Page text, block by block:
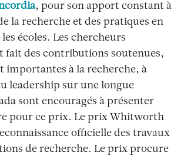
, pour son apport constant à
la recherche et des pratiques en
écoles. Les chercheurs
fait des contributions soutenues,
importantes à la recherche, à
leadership sur une longue
sont encouragés à présenter
pour ce prix. Le prix Whitworth
officielle des travaux
de recherche. Le prix procure